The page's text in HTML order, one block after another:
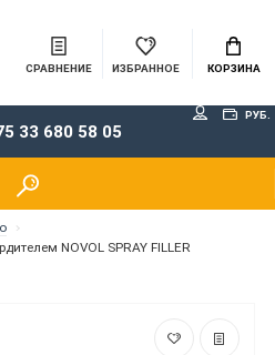
СРАВНЕНИЕ ИЗБРАННОЕ КОРЗИНА
33 680 58 05
РУБ.
NOVOL SPRAY FILLER